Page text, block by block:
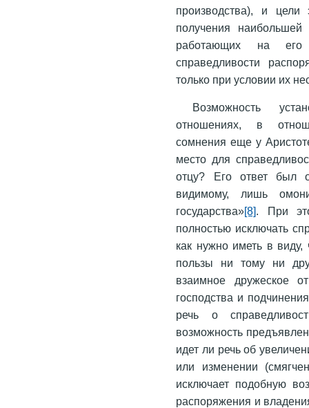
производства), и
получения наибольшей
работающих на его
справедливости
только при условии их
Возможность
отношениях, в
сомнения еще у
место для
отцу? Его ответ был
видимому, лишь
государства»[8]. При
полностью исключать
как нужно иметь в
пользы ни тому ни
взаимное дружеское
господства и
речь о
возможность
идет ли речь об
или изменении
исключает подобную
распоряжения и